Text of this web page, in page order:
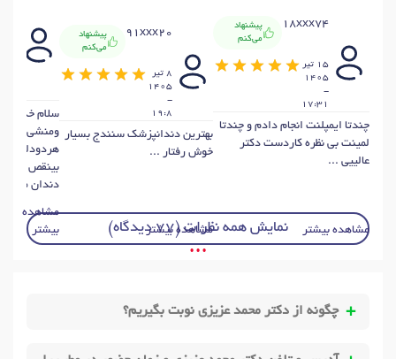
18xxx74
پیشنهاد
می‌کنم
15 تير
1405
-
17:31
چندتا ایمپلنت انجام دادم و چندتا
لمینت بی نظره کاردست دکتر
عالییی ...
مشاهده بیشتر
91xxx20
پیشنهاد
می‌کنم
8 تير
1405
-
19:8
بهترین دندانپزشک سنندج بسیار
خوش رفتار ...
مشاهده بیشتر
سلام خدمت
ومنشی
بینقص
دندان مر ...
مشاهده
بیشتر
نمایش همه نظرات (77 دیدگاه)
• • •
چگونه از دکتر محمد عزیزی نوبت بگیریم؟